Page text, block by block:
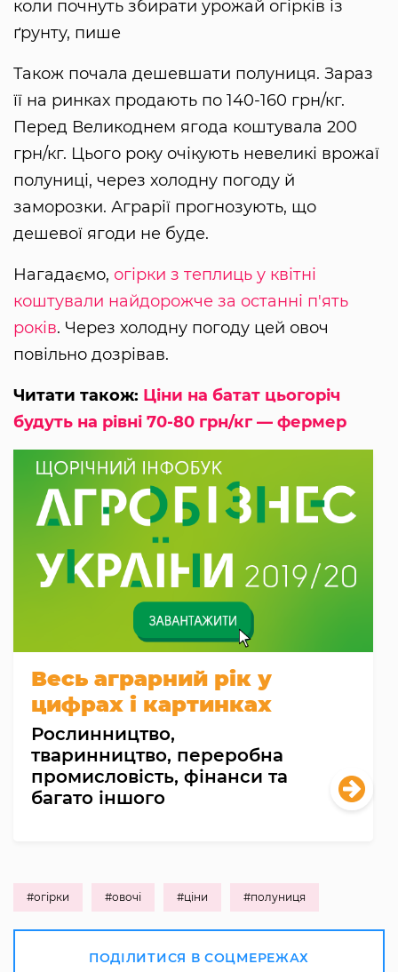
коли почнуть збирати урожай огірків із
ґрунту, пише
Також почала дешевшати полуниця. Зараз
її на ринках продають по 140-160 грн/кг.
Перед Великоднем ягода коштувала 200
грн/кг. Цього року очікують невеликі врожаї
полуниці, через холодну погоду й
заморозки. Аграрії прогнозують, що
дешевої ягоди не буде.
Нагадаємо, огірки з теплиць у квітні
коштували найдорожче за останні п'ять
років. Через холодну погоду цей овоч
повільно дозрівав.
Читати також: Ціни на батат цьогоріч
будуть на рівні 70-80 грн/кг — фермер
Весь аграрний рік у
цифрах і картинках
Рослинництво,
тваринництво, переробна
промисловість, фінанси та
багато іншого
#огірки #овочі #ціни #полуниця
ПОДІЛИТИСЯ В СОЦМЕРЕЖАХ